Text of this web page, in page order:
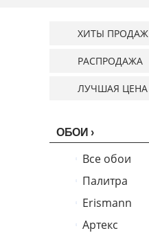
ХИТЫ ПРОДАЖ
РАСПРОДАЖА
ЛУЧШАЯ ЦЕНА
ОБОИ
Все обои
Палитра
Палитра
Erismann
Erismann
Артекс